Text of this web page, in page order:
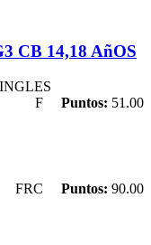
CB 14,18 AñOS
F
Puntos: 51.00
FRC Puntos: 90.00